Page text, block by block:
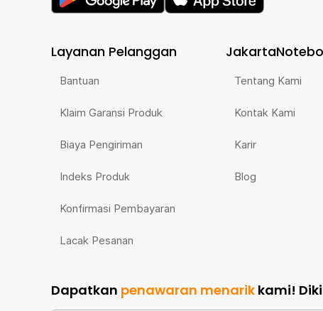
Layanan Pelanggan
Bantuan
Klaim Garansi Produk
Biaya Pengiriman
Indeks Produk
Konfirmasi Pembayaran
Lacak Pesanan
Tentang Kami
Kontak Kami
Karir
Blog
Dapatkan penawaran menarik kami!